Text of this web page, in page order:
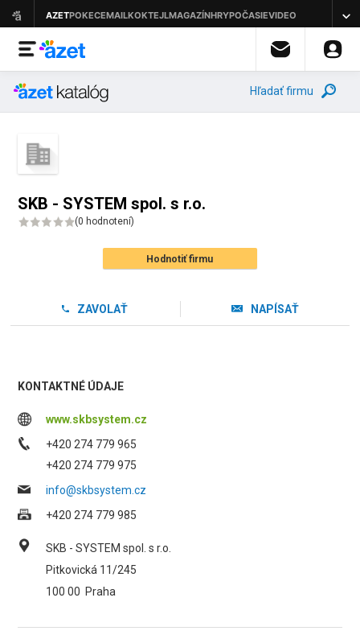
Hľadať firmu
SKB - SYSTEM spol. s r.o.
(0 hodnotení)
Hodnotiť firmu
ZAVOLAŤ NAPÍSAŤ
KONTAKTNÉ ÚDAJE
www.skbsystem.cz
+420 274 779 965
+420 274 779 975
info@skbsystem.cz
+420 274 779 985
SKB - SYSTEM spol. s r.o.
Pitkovická 11/245
100 00 Praha